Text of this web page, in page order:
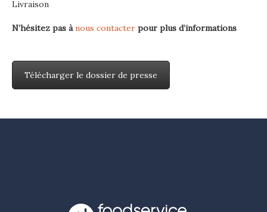
Livraison
N’hésitez pas ànous contacter pour plus d’informations
Télécharger le dossier de presse